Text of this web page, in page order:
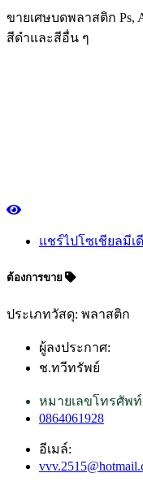
ขายเศษบดพลาสติก Ps,
สีดำและสีอื่น ๆ
แชร์ไปโซเชียลมีเ
ต้องการขาย
ประเภทวัสดุ: พลาสติก
ผู้ลงประกาศ:
ช.ทวีทรัพย์
หมายเลขโทรศัพท์
0864061928
อีเมล์: